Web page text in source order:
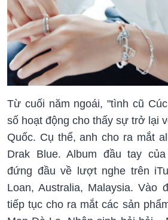
Từ cuối năm ngoái, "tình cũ
số hoạt động cho thấy sự trở lại
Quốc. Cụ thể, anh cho ra mắt
Drak Blue. Album đầu tay
đứng đầu về lượt nghe trên
Loan, Australia, Malaysia. Vào
tiếp tục cho ra mắt các sản